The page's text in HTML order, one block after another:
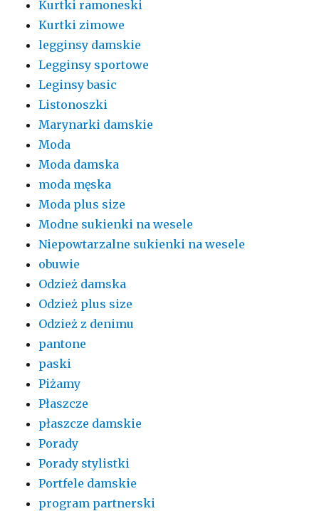
Kurtki ramoneski
Kurtki zimowe
legginsy damskie
Legginsy sportowe
Leginsy basic
Listonoszki
Marynarki damskie
Moda
Moda damska
moda męska
Moda plus size
Modne sukienki na wesele
Niepowtarzalne sukienki na wesele
obuwie
Odzież damska
Odzież plus size
Odzież z denimu
pantone
paski
Piżamy
Płaszcze
płaszcze damskie
Porady
Porady stylistki
Portfele damskie
program partnerski